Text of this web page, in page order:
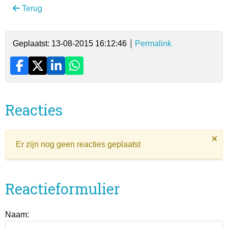
Terug
Geplaatst: 13-08-2015 16:12:46 Permalink
Reacties
Er zijn nog geen reacties geplaatst
Reactieformulier
Naam: